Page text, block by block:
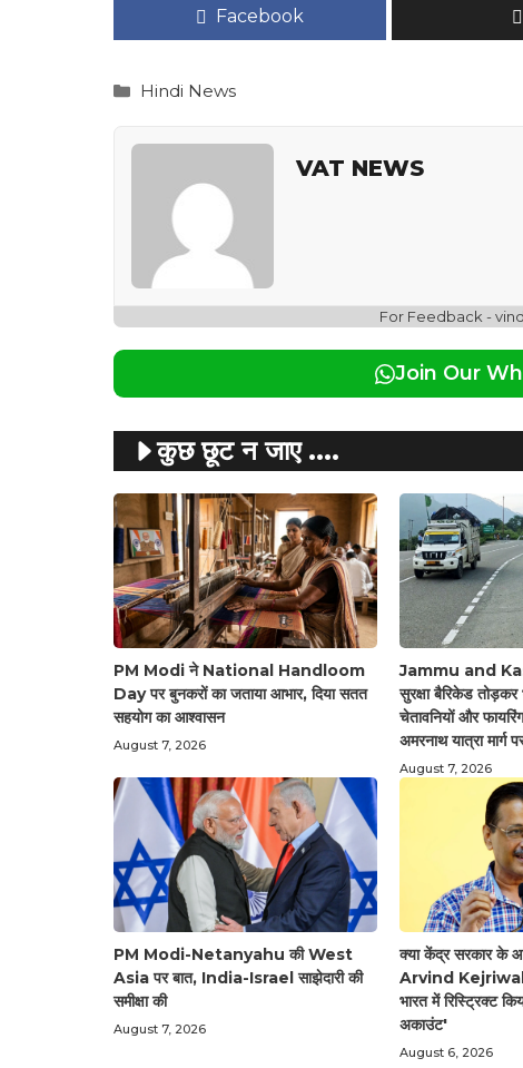
Facebook
Categories
Hindi News
VAT NEWS
For Feedback -
Join Our
कुछ छूट न जाए ....
PM Modi ने National Handloom
Day पर बुनकरों का जताया आभार, दिया सतत
सहयोग का आश्वासन
August 7, 2026
Jammu and
सुरक्षा बैरिकेड तोड़कर
चेतावनियों और
अमरनाथ यात्रा मार्ग
August 7, 2026
PM Modi-Netanyahu की West
Asia पर बात, India-Israel साझेदारी की
समीक्षा की
August 7, 2026
क्या केंद्र सरकार
Arvind Kejriwal
भारत में रिस्ट्रिक्ट
अकाउंट'
August 6, 2026